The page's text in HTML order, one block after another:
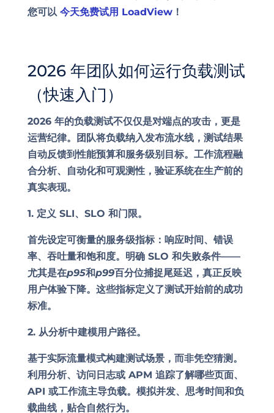
您可以 今天免费试用 LoadView！
2026 年团队如何运行负载测试
（快速入门）
2026 年的负载测试不仅仅是对端点的攻击，更是
运营纪律。团队将负载纳入发布流水线，测试结果
自动反馈到性能预算和服务级别目标。工作流程融
合分析、自动化和可观测性，验证系统在生产前的
真实表现。
1. 定义 SLI、SLO 和门限。
首先设定可衡量的服务级指标：响应时间、错误
率、吞吐量和饱和度。明确 SLO 和失败条件——
尤其是在p95和p99百分位捕捉尾延迟，真正反映
用户体验下降。这些指标定义了测试开始前的成功
标准。
2. 从分析中建模用户路径。
基于实际流量模式构建测试场景，而非凭空猜测。
利用分析、访问日志或 APM 追踪了解哪些页面、
API 或工作流主导负载。模拟并发、思考时间和负
载曲线，贴合自然行为。